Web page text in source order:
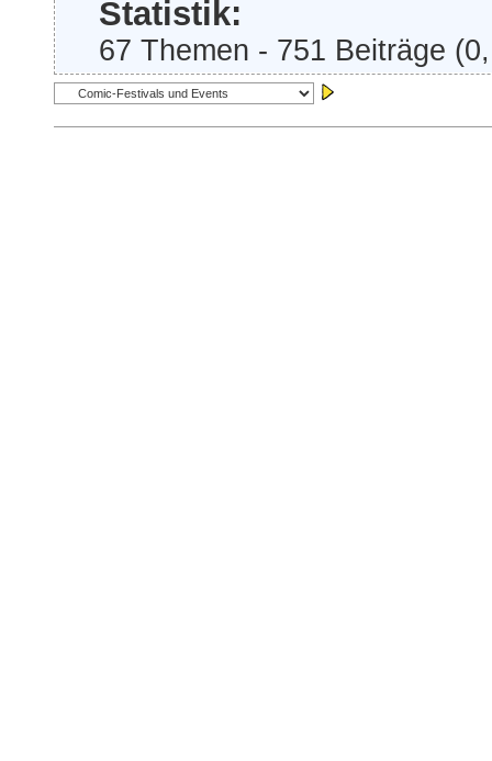
Statistik:
67 Themen - 751 Beiträge